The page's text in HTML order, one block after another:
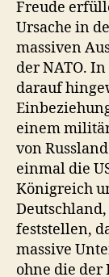
Freude
Ursache in
massiven
der NATO.
darauf
einem
von
einmal die
Königreich
feststellen,
massive
ohne die der